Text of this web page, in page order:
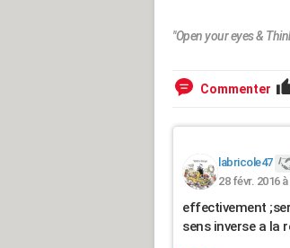
"Open your eyes &
Commenter
labricole47
28 févr. 2016 à
effectivement
sens inverse a la